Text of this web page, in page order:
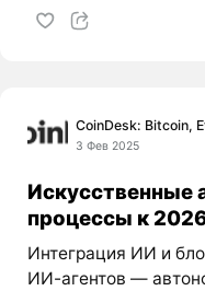
CoinDesk: Bitcoin,
3 Фев 2025
Искусственные
процессы к
Интеграция ИИ и
ИИ-агентов —